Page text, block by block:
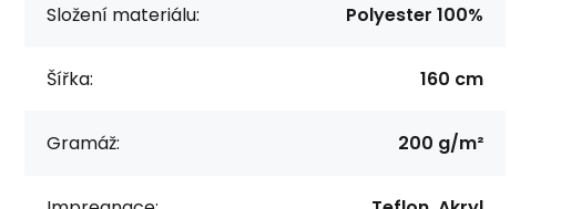
Složení materiálu: Polyester 100%
Šířka: 160 cm
Gramáž: 200 g/m²